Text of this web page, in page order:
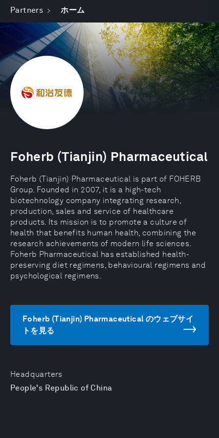
Partners ホーム
Headquarters
People's Republic of China
Foherb (Tianjin) Pharmaceutical
Foherb (Tianjin) Pharmaceutical is part of FOHERB
Group. Founded in 2007, it is a high-tech
biotechnology company integrating research,
production, sales and service of healthcare
products. Its mission is to promote a culture of
health that benefits human health, combining the
research achievements of modern life sciences.
Foherb Pharmaceutical has established health-
preserving diet regimens, behavioural regimens and
psychological regimens.
Foherb (Tianjin) Pharmaceutical のウェブサイ
トを見る